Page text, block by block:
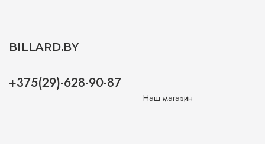
BILLARD.BY
+375(29)-628-90-87
Наш магазин